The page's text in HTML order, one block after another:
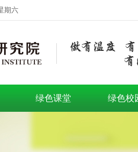
期六
绿色课堂 绿色校